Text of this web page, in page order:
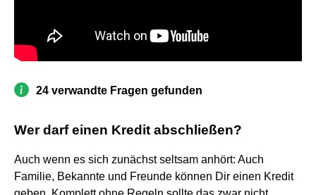
24 verwandte Fragen gefunden
Wer darf einen Kredit abschließen?
Auch wenn es sich zunächst seltsam anhört: Auch
Familie, Bekannte und Freunde können Dir einen Kredit